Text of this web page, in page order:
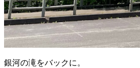
銀河の滝をバックに。